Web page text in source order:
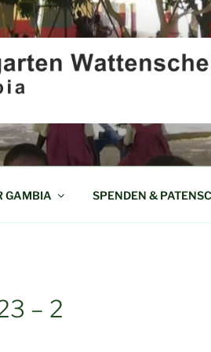
GAMBIA SPENDEN &
– 2